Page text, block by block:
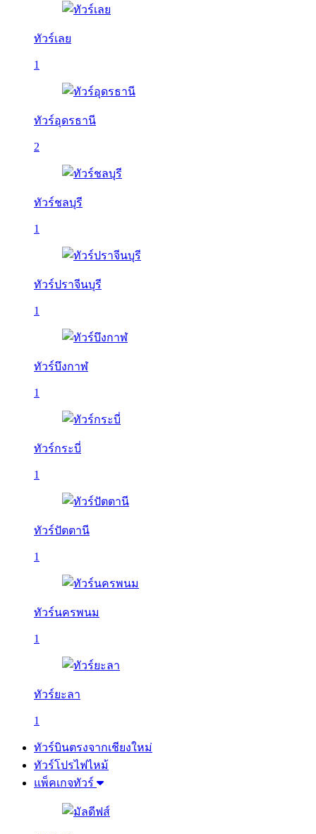
ทัวร์เลย
1
ทัวร์อุดรธานี
2
ทัวร์ชลบุรี
1
ทัวร์ปราจีนบุรี
1
ทัวร์บึงกาฬ
1
ทัวร์กระบี่
1
ทัวร์ปัตตานี
1
ทัวร์นครพนม
1
ทัวร์ยะลา
1
ทัวร์บินตรงจากเชียงใหม่
ทัวร์โปรไฟไหม้
แพ็คเกจทัวร์